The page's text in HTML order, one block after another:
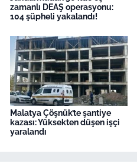
zamanlı DEAŞ operasyonu:
104 şüpheli yakalandı!
Malatya Çöşnük’te şantiye
kazası: Yüksekten düşen işçi
yaralandı